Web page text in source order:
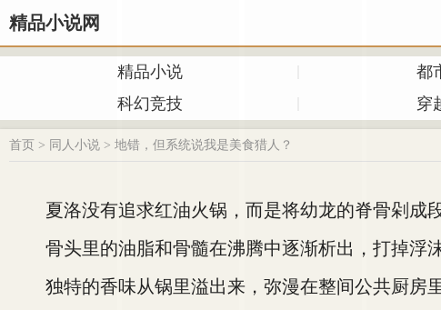
精品小说网
精品小说 都
科幻竞技
穿
首页 > 同人小说 > 地错，但系统说我是美食猎人？
夏洛没有追求红油火锅，而是将幼龙的脊骨剁成段
骨头里的油脂和骨髓在沸腾中逐渐析出，打掉浮沫
独特的香味从锅里溢出来，弥漫在整间公共厨房里